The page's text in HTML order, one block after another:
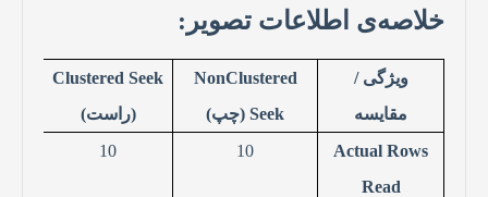
خلاصه‌ی اطلاعات تصویر :
ویژگی /
مقایسه
NonClustered
Seek ( چپ)
Clustered Seek
(راست)
Actual Rows
Read
10
10